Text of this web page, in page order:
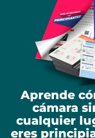
Aprende
cámara
cualquier
eres